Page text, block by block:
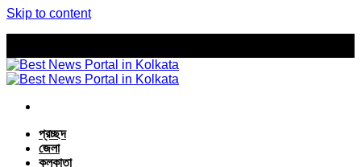
Skip to content
প্রচ্ছদ
জেলা
কলকাতা